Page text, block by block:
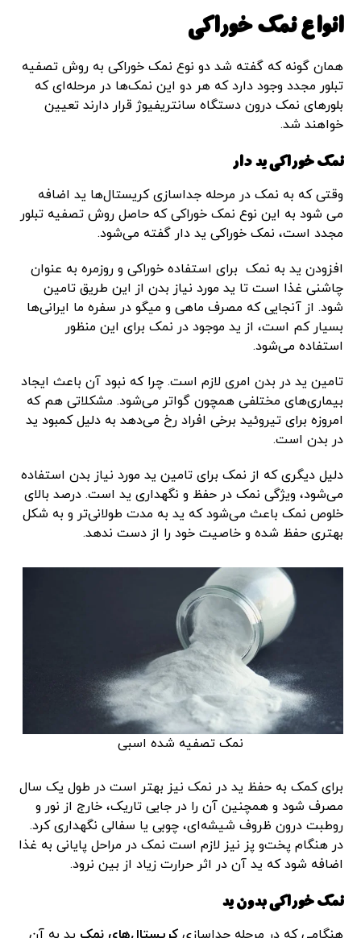
انواع نمک خوراکی
همان گونه که گفته شد دو نوع نمک خوراکی به روش تصفیه
تبلور مجدد وجود دارد که هر دو این نمک‌ها در مرحله‌ای که
بلورهای نمک درون دستگاه سانتریفیوژ قرار دارند تعیین
خواهند شد.
نمک خوراکی ید دار
وقتی که به نمک در مرحله جداسازی کریستال‌ها ید اضافه
می شود به این نوع نمک خوراکی که حاصل روش تصفیه تبلور
مجدد است، نمک خوراکی ید دار گفته می‌شود.
افزودن ید به نمک برای استفاده خوراکی و روزمره به عنوان
چاشنی غذا است تا ید مورد نیاز بدن از این طریق تامین
شود. از آنجایی که مصرف ماهی و میگو در سفره ما ایرانی‌ها
بسیار کم است، از ید موجود در نمک برای این منظور
استفاده می‌شود.
تامین ید در بدن امری لازم است. چرا که نبود آن باعث ایجاد
بیماری‌های مختلفی همچون گواتر می‌شود. مشکلاتی هم که
امروزه برای تیروئید برخی افراد رخ می‌دهد به دلیل کمبود ید
در بدن است.
دلیل دیگری که از نمک برای تامین ید مورد نیاز بدن استفاده
می‌شود، ویژگی نمک در حفظ و نگهداری ید است. درصد بالای
خلوص نمک باعث می‌شود که ید به مدت طولانی‌تر و به شکل
بهتری حفظ شده و خاصیت خود را از دست ندهد.
نمک تصفیه شده اسبی
برای کمک به حفظ ید در نمک نیز بهتر است در طول یک سال
مصرف شود و همچنین آن را در جایی تاریک، خارج از نور و
روطبت درون ظروف شیشه‌ای، چوبی یا سفالی نگهداری کرد.
در هنگام پخت‌و پز نیز لازم است نمک در مراحل پایانی به غذا
اضافه شود که ید آن در اثر حرارت زیاد از بین نرود.
نمک خوراکی بدون ید